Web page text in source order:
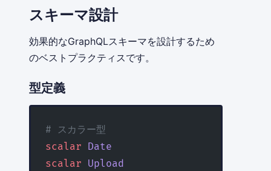
スキーマ設計
効果的なGraphQLスキーマを設計するため
のベストプラクティスです。
型定義
# スカラー型
scalar Date
scalar Upload